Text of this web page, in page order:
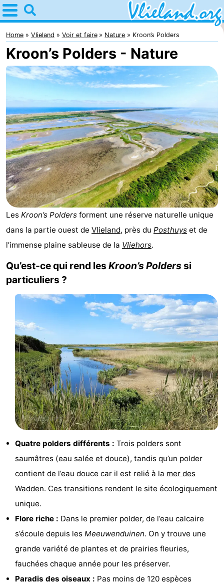
Home
Vlieland
Astuces
Avec
enfants
Passer
la
nuit
Appartements
-
Vlieduyn
Campings
Hôtels
minutes
Plages
Voir
faire
d'intérêt
Musées
Monuments
Points
de
vue
Attractions
Croisières
-
Terrains
de
jeux
Nature
Visites
guidées
Sports
Faire
du
Randonnée
-
Home Vlieland Voir et faire Nature Kroon’s Polders
Kroon’s Polders - Nature
Les Kroon’s Polders forment une réserve naturelle unique
dans la partie ouest de Vlieland, près du Posthuys et de
l’immense plaine sableuse de la Vliehors.
Qu’est-ce qui rend les Kroon’s Polderssi
particuliers ?
Quatre polders différents : Trois polders sont
saumâtres (eau salée et douce), tandis qu’un polder
contient de l’eau douce car il est relié à la mer des
Wadden. Ces transitions rendent le site écologiquement
unique.
Flore riche : Dans le premier polder, de l’eau calcaire
s’écoule depuis les Meeuwenduinen. On y trouve une
grande variété de plantes et de prairies fleuries,
fauchées chaque année pour les préserver.
Paradis des oiseaux : Pas moins de 120 espèces